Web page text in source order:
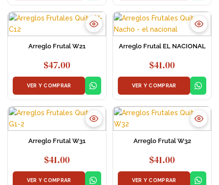
Arreglo Frutal W21
$47.00
VER Y COMPRAR
Arreglo Frutal EL NACIONAL
$41.00
VER Y COMPRAR
Arreglo Frutal W31
$41.00
VER Y COMPRAR
Arreglo Frutal W32
$41.00
VER Y COMPRAR